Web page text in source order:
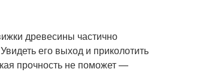
древесины частично
его выход и приколотить
прочность не поможет —